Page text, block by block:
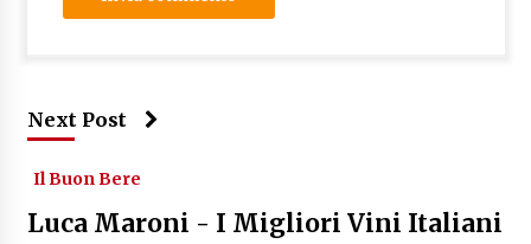
Next Post
Il Buon Bere
Luca Maroni - I Migliori Vini Italiani